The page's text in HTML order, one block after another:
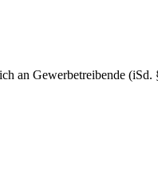
an Gewerbetreibende (iSd.